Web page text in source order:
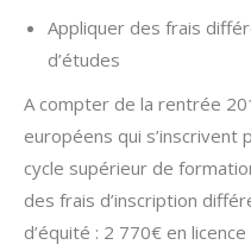
Appliquer des frais
d’études
A compter de la rentrée
européens qui s’inscrivent
cycle supérieur de
des frais d’inscription
d’équité : 2 770€ en